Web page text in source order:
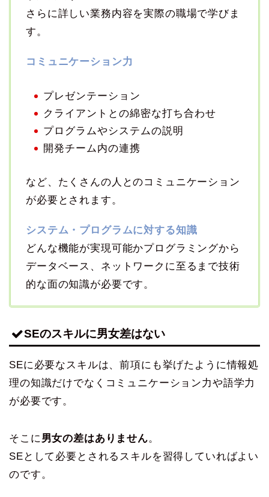
さらに詳しい業務内容を実際の職場で学びま
す。
コミュニケーション力
プレゼンテーション
クライアントとの綿密な打ち合わせ
プログラムやシステムの説明
開発チーム内の連携
など、たくさんの人とのコミュニケーション
が必要とされます。
システム・プログラムに対する知識
どんな機能が実現可能かプログラミングから
データベース、ネットワークに至るまで技術
的な面の知識が必要です。
SEのスキルに男女差はない
SEに必要なスキルは、前項にも挙げたように情報処
理の知識だけでなくコミュニケーション力や語学力
が必要です。
そこに男女の差はありません。
SEとして必要とされるスキルを習得していればよい
のです。